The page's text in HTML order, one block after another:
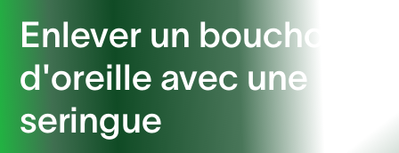
Enlever un bouchon
d'oreille avec une
seringue